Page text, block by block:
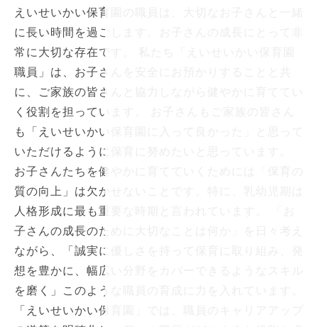
えいせいかい保育園の職員は、大切なお子さんと一緒
に長い時間を過ごします。お子さんの成長にとって非
常に大切な存在です。 私たち「えいせいかい保育園
職員」は、お子さんを安全にお預かりすることと共
に、ご家族の皆さんと協力しながら健やかに育ててい
く役割を担っています。 お子さんもご家族の皆さん
も「えいせいかい保育園に入って良かった」と思って
いただけるように保育に努めたいと思っています。
お子さんたちを健やかに育てていくためには「保育の
質の向上」は欠かせないことです。特に、乳幼児期は
人格形成に最も重要な時期と言われています。 「お
子さんの成長のために大切なことは何か」を日々考え
ながら、「誠実に優しさを持って保育に取り組み、発
想を豊かに、幅広い分野をカバーできるようなスキル
を磨く」このような職員の育成に力を入れています。
「えいせいかい保育園」では、職員のキャリアアップ